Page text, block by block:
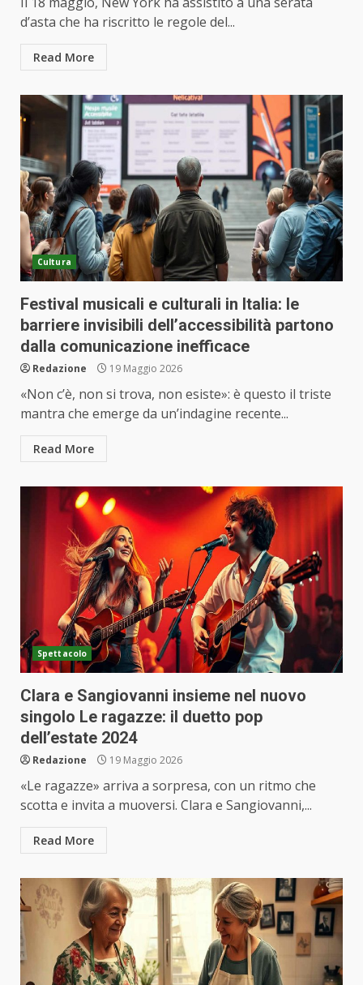
d’asta che ha riscritto le regole del...
Read More
Cultura
Festival musicali e culturali in Italia: le
barriere invisibili dell’accessibilità partono
dalla comunicazione inefficace
Redazione 19 Maggio 2026
«Non c’è, non si trova, non esiste»: è questo il triste
mantra che emerge da un’indagine recente...
Read More
Spettacolo
Clara e Sangiovanni insieme nel nuovo
singolo Le ragazze: il duetto pop
dell’estate 2024
Redazione 19 Maggio 2026
«Le ragazze» arriva a sorpresa, con un ritmo che
scotta e invita a muoversi. Clara e Sangiovanni,...
Read More